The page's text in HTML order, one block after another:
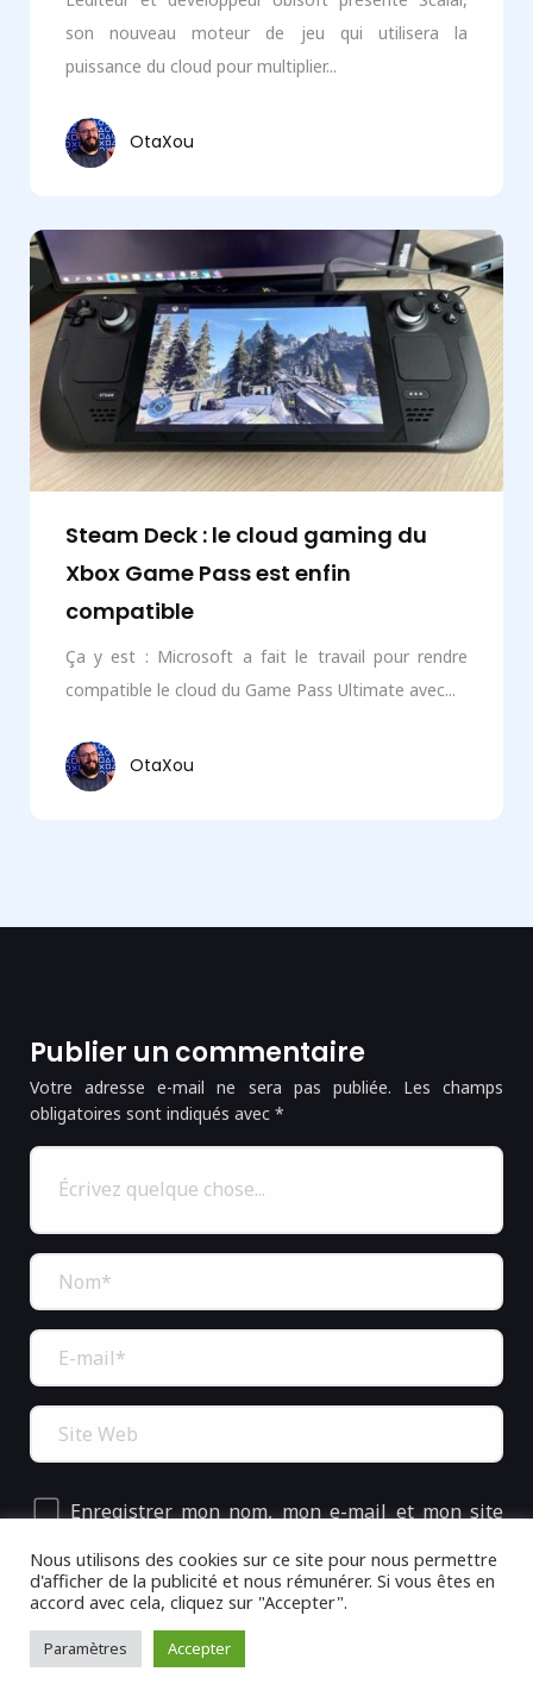
son nouveau moteur de jeu qui utilisera la
puissance du cloud pour multiplier...
OtaXou
Steam Deck : le cloud gaming du
Xbox Game Pass est enfin
compatible
Ça y est : Microsoft a fait le travail pour rendre
compatible le cloud du Game Pass Ultimate avec...
OtaXou
Publier un commentaire
Votre adresse e-mail ne sera pas publiée.
Les champs
obligatoires sont indiqués avec *
Enregistrer mon nom, mon e-mail et mon site
Aucun commentaire
Nous utilisons des cookies sur ce site pour nous permettre
d'afficher de la publicité et nous rémunérer. Si vous êtes en
accord avec cela, cliquez sur "Accepter".
Paramètres Accepter